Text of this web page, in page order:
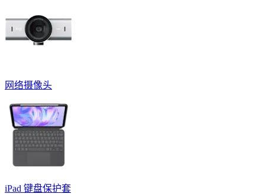
网络摄像头
iPad 键盘保护套